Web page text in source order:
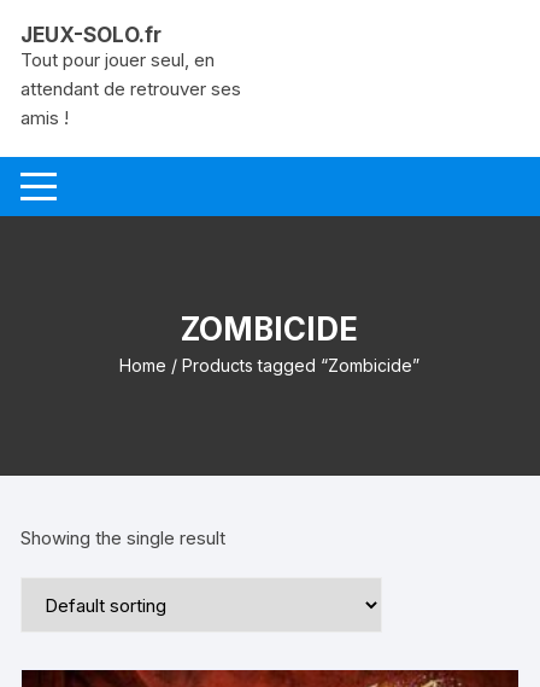
contenu
JEUX-SOLO.fr
Tout pour jouer seul, en
attendant de retrouver ses
amis !
ZOMBICIDE
Home / Products tagged “Zombicide”
Showing the single result